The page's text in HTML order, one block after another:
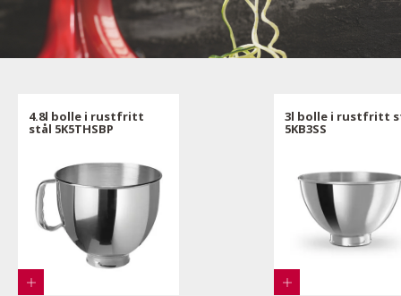
4.8l bolle i rustfritt
stål 5K5THSBP
3l bolle i rustfritt
5KB3SS